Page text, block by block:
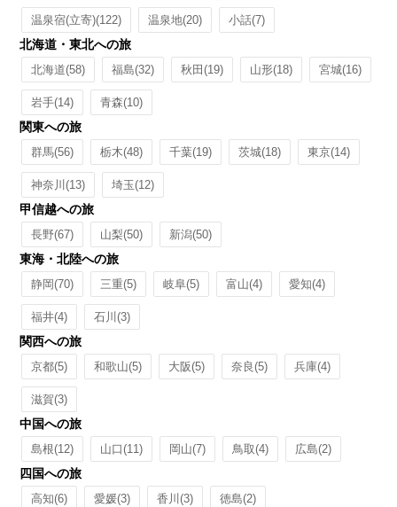
温泉宿(立寄)(122) 温泉地(20) 小話(7)
北海道・東北への旅
北海道(58) 福島(32) 秋田(19) 山形(18) 宮城(16)
岩手(14) 青森(10)
関東への旅
群馬(56) 栃木(48) 千葉(19) 茨城(18) 東京(14)
神奈川(13) 埼玉(12)
甲信越への旅
長野(67) 山梨(50) 新潟(50)
東海・北陸への旅
静岡(70) 三重(5) 岐阜(5) 富山(4) 愛知(4)
福井(4) 石川(3)
関西への旅
京都(5) 和歌山(5) 大阪(5) 奈良(5) 兵庫(4)
滋賀(3)
中国への旅
島根(12) 山口(11) 岡山(7) 鳥取(4) 広島(2)
四国への旅
高知(6) 愛媛(3) 香川(3) 徳島(2)